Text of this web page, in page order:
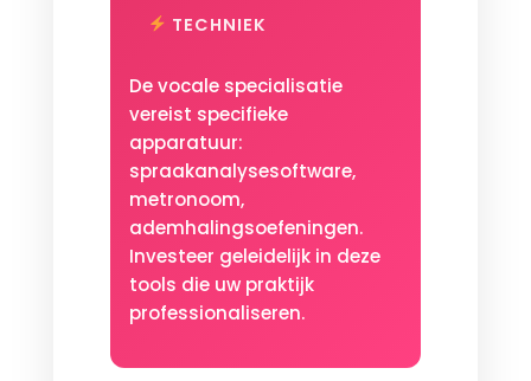
TECHNIEK
De vocale specialisatie
vereist specifieke
apparatuur:
spraakanalysesoftware,
metronoom,
ademhalingsoefeningen.
Investeer geleidelijk in deze
tools die uw praktijk
professionaliseren.